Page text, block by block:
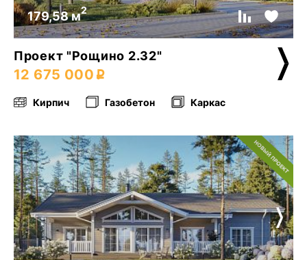
179,58 м2
Проект "Рощино 2.32"
12 675 000
Кирпич Газобетон Каркас